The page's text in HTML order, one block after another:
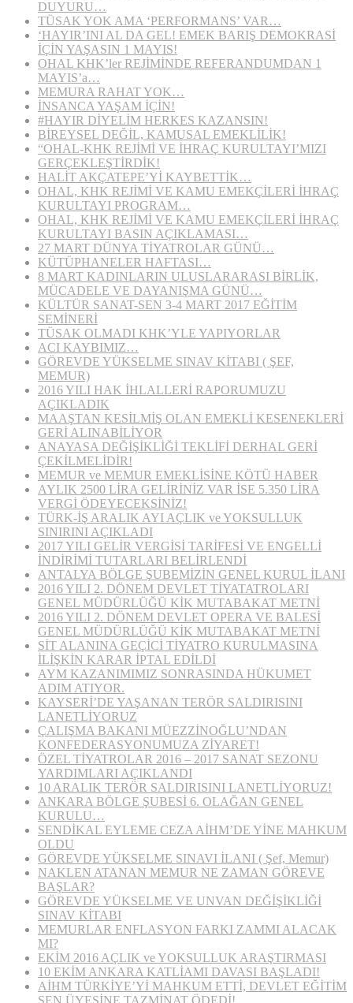
DUYURU…
TÜSAK YOK AMA ‘PERFORMANS’ VAR…
‘HAYIR’INI AL DA GEL! EMEK BARIŞ DEMOKRASİ
İÇİN YAŞASIN 1 MAYIS!
OHAL KHK’ler REJİMİNDE REFERANDUMDAN 1
MAYIS’a…
MEMURA RAHAT YOK…
İNSANCA YAŞAM İÇİN!
#HAYIR DİYELİM HERKES KAZANSIN!
BİREYSEL DEĞİL, KAMUSAL EMEKLİLİK!
“OHAL-KHK REJİMİ VE İHRAÇ KURULTAYI’MIZI
GERÇEKLEŞTİRDİK!
HALİT AKÇATEPE’Yİ KAYBETTİK…
OHAL, KHK REJİMİ VE KAMU EMEKÇİLERİ İHRAÇ
KURULTAYI PROGRAM…
OHAL, KHK REJİMİ VE KAMU EMEKÇİLERİ İHRAÇ
KURULTAYI BASIN AÇIKLAMASI…
27 MART DÜNYA TİYATROLAR GÜNÜ…
KÜTÜPHANELER HAFTASI…
8 MART KADINLARIN ULUSLARARASI BİRLİK,
MÜCADELE VE DAYANIŞMA GÜNÜ…
KÜLTÜR SANAT-SEN 3-4 MART 2017 EĞİTİM
SEMİNERİ
TÜSAK OLMADI KHK’YLE YAPIYORLAR
ACI KAYBIMIZ…
GÖREVDE YÜKSELME SINAV KİTABI ( ŞEF,
MEMUR)
2016 YILI HAK İHLALLERİ RAPORUMUZU
AÇIKLADIK
MAAŞTAN KESİLMİŞ OLAN EMEKLİ KESENEKLERİ
GERİ ALINABİLİYOR
ANAYASA DEĞİŞİKLİĞİ TEKLİFİ DERHAL GERİ
ÇEKİLMELİDİR!
MEMUR ve MEMUR EMEKLİSİNE KÖTÜ HABER
AYLIK 2500 LİRA GELİRİNİZ VAR İSE 5.350 LİRA
VERGİ ÖDEYECEKSİNİZ!
TÜRK-İŞ ARALIK AYI AÇLIK ve YOKSULLUK
SINIRINI AÇIKLADI
2017 YILI GELİR VERGİSİ TARİFESİ VE ENGELLİ
İNDİRİMİ TUTARLARI BELİRLENDİ
ANTALYA BÖLGE ŞUBEMİZİN GENEL KURUL İLANI
2016 YILI 2. DÖNEM DEVLET TİYATATROLARI
GENEL MÜDÜRLÜĞÜ KİK MUTABAKAT METNİ
2016 YILI 2. DÖNEM DEVLET OPERA VE BALESİ
GENEL MÜDÜRLÜĞÜ KİK MUTABAKAT METNİ
SİT ALANINA GEÇİCİ TİYATRO KURULMASINA
İLİŞKİN KARAR İPTAL EDİLDİ
AYM KAZANIMIMIZ SONRASINDA HÜKUMET
ADIM ATIYOR.
KAYSERİ’DE YAŞANAN TERÖR SALDIRISINI
LANETLİYORUZ
ÇALIŞMA BAKANI MÜEZZİNOĞLU’NDAN
KONFEDERASYONUMUZA ZİYARET!
ÖZEL TİYATROLAR 2016 – 2017 SANAT SEZONU
YARDIMLARI AÇIKLANDI
10 ARALIK TERÖR SALDIRISINI LANETLİYORUZ!
ANKARA BÖLGE ŞUBESİ 6. OLAĞAN GENEL
KURULU…
SENDİKAL EYLEME CEZA AİHM’DE YİNE MAHKUM
OLDU
GÖREVDE YÜKSELME SINAVI İLANI ( Şef, Memur)
NAKLEN ATANAN MEMUR NE ZAMAN GÖREVE
BAŞLAR?
GÖREVDE YÜKSELME VE UNVAN DEĞİŞİKLİĞİ
SINAV KİTABI
MEMURLAR ENFLASYON FARKI ZAMMI ALACAK
MI?
EKİM 2016 AÇLIK ve YOKSULLUK ARAŞTIRMASI
10 EKİM ANKARA KATLİAMI DAVASI BAŞLADI!
AİHM TÜRKİYE’Yİ MAHKUM ETTİ, DEVLET EĞİTİM
SEN ÜYESİNE TAZMİNAT ÖDEDİ!